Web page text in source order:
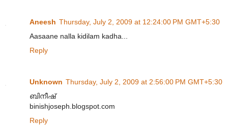
Aneesh Thursday, July 2, 2009 at 12:24:00 PM GMT+5:30
Aasaane nalla kidilam kadha...
Reply
Unknown Thursday, July 2, 2009 at 2:56:00 PM GMT+5:30
ബിനീഷ്‌
binishjoseph.blogspot.com
Reply